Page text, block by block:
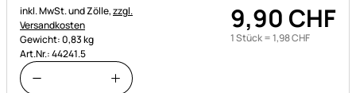
Steuerhinweis:
inkl. MwSt. und Zölle,zzgl.
Versandkosten
Gewicht: 0,83 kg
Art.Nr.: 44241.5
9,90 CHF
1 Stück =1,98CHF